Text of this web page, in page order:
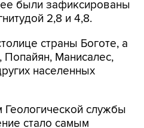
страны Боготе, а
населенных
службы
лет.